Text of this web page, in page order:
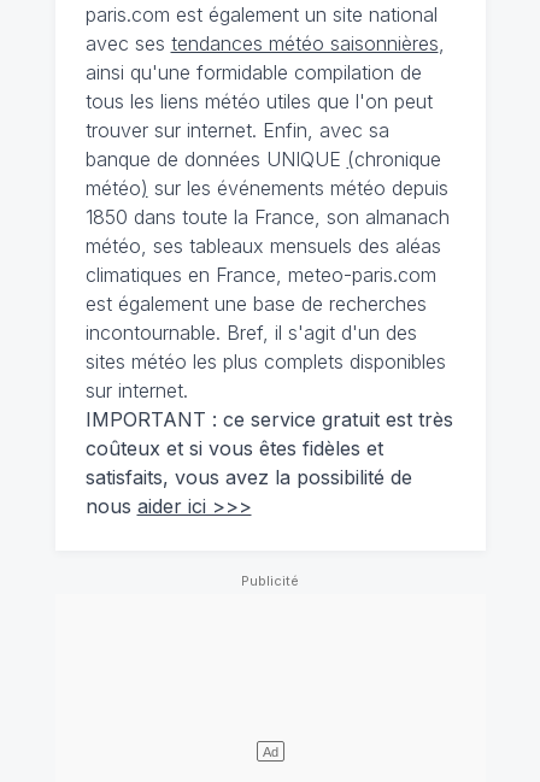
paris.com est également un site national
avec ses tendances météo saisonnières,
ainsi qu'une formidable compilation de
tous les liens météo utiles que l'on peut
trouver sur internet. Enfin, avec sa
banque de données UNIQUE (chronique
météo) sur les événements météo depuis
1850 dans toute la France, son almanach
météo, ses tableaux mensuels des aléas
climatiques en France, meteo-paris.com
est également une base de recherches
incontournable. Bref, il s'agit d'un des
sites météo les plus complets disponibles
sur internet.
IMPORTANT : ce service gratuit est très
coûteux et si vous êtes fidèles et
satisfaits, vous avez la possibilité de
nous aider ici >>>